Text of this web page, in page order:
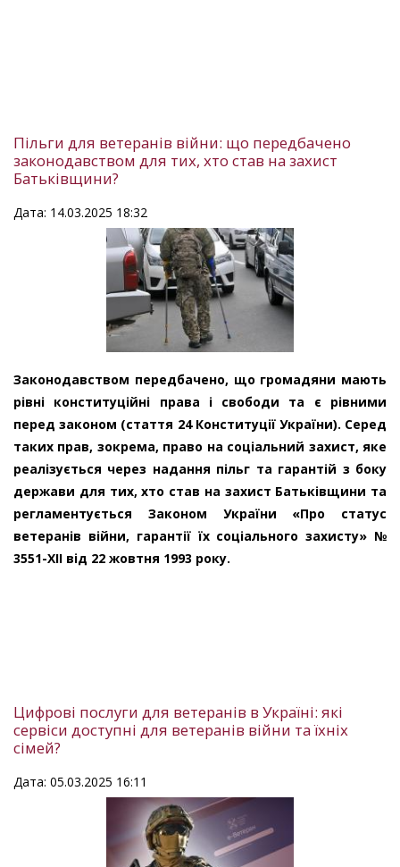
Пільги для ветеранів війни: що передбачено
законодавством для тих, хто став на захист
Батьківщини?
Дата: 14.03.2025 18:32
Законодавством передбачено, що громадяни мають
рівні конституційні права і свободи та є рівними
перед законом (стаття 24 Конституції України). Серед
таких прав, зокрема, право на соціальний захист, яке
реалізується через надання пільг та гарантій з боку
держави для тих, хто став на захист Батьківщини та
регламентується Законом України «Про статус
ветеранів війни, гарантії їх соціального захисту» №
3551-XII від 22 жовтня 1993 року.
Цифрові послуги для ветеранів в Україні: які
сервіси доступні для ветеранів війни та їхніх
сімей?
Дата: 05.03.2025 16:11